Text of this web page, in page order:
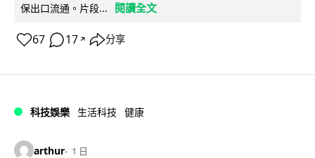
保出口流通。片段...
閱讀全文
67 17 ↗ 分享
科技娛樂 生活科技 健康
arthur 1 日